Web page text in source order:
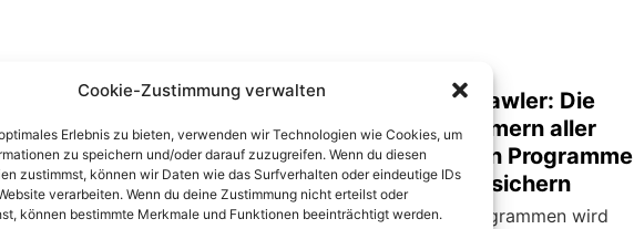
Windows 7 und Vista:
Programme ohne
Neuinstallation auf eine
andere Festplatte
verschieben
License Crawler: Die
Seriennummern aller
installierten Programme
auf einmal sichern
Bei vielen Programmen wird
Cookie-Zustimmung verwalten
Erlebnis zu bieten, verwenden wir Technologien wie Cookies, um
zu speichern und/oder darauf zuzugreifen. Wenn du diesen
zustimmst, können wir Daten wie das Surfverhalten oder eindeutige IDs
verarbeiten. Wenn du deine Zustimmung nicht erteilst oder
können bestimmte Merkmale und Funktionen beeinträchtigt werden.